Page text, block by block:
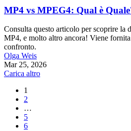
MP4 vs MPEG4: Qual è
Consulta questo articolo per scoprire la
MP4, e molto altro ancora! Viene
confronto.
Olga Weis
Mar 25, 2026
Carica altro
1
2
…
5
6